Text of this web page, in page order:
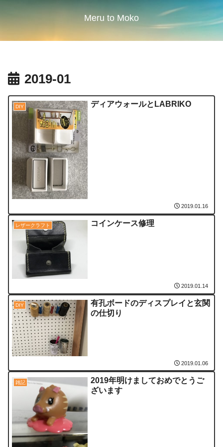
Meru to Moko
2019-01
DIY ディアウォールとLABRIKO
2019.01.16
レザークラフト コインケース修理
2019.01.14
DIY
有孔ボードのディスプレイと玄関
の仕切り
2019.01.06
雑記
2019年明けましておめでとうご
ざいます